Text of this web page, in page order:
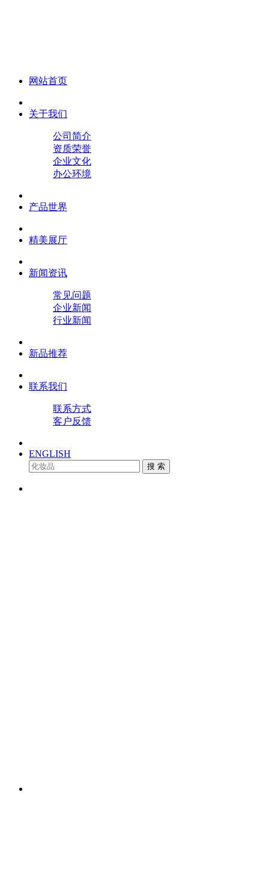
网站首页
关于我们
公司简介
资质荣誉
企业文化
办公环境
产品世界
精美展厅
新闻资讯
常见问题
企业新闻
行业新闻
新品推荐
联系我们
联系方式
客户反馈
ENGLISH